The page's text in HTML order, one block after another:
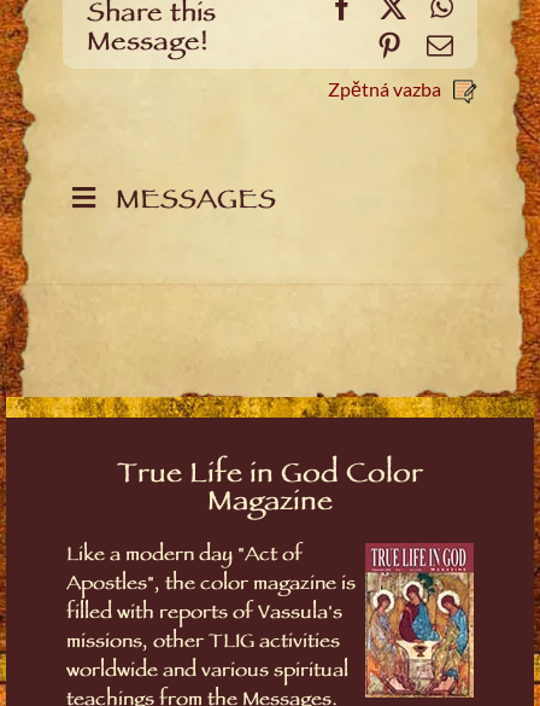
Share this
Message!
Facebook
PinterestEmail
Zpětná vazba
MESSAGES
True Life in God Color
Magazine
Like a modern day "Act of
Apostles", the color magazine is
filled with reports of Vassula's
missions, other TLIG activities
worldwide and various spiritual